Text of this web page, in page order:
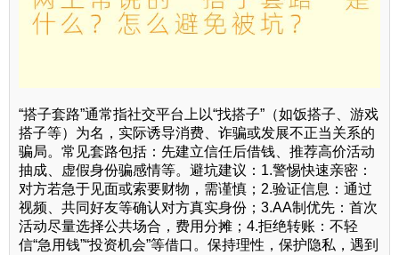
“搭子套路”通常指社交平台上以“找搭子”（如饭搭子、游戏
搭子等）为名，实际诱导消费、诈骗或发展不正当关系的
骗局。常见套路包括：先建立信任后借钱、推荐高价活动
抽成、虚假身份骗感情等。避坑建议：1.警惕快速亲密：
对方若急于见面或索要财物，需谨慎；2.验证信息：通过
视频、共同好友等确认对方真实身份；3.AA制优先：首次
活动尽量选择公共场合，费用分摊；4.拒绝转账：不轻
信“急用钱”“投资机会”等借口。保持理性，保护隐私，遇到